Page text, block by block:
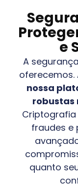
e
A
oferecemos.
nossa
robustas
fraudes e
quanto